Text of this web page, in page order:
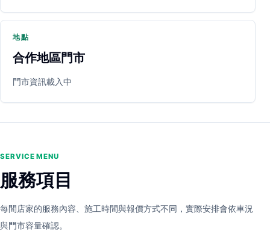
立即預約 開啟地圖 其他店家
地點
合作地區門市
門市資訊載入中
SERVICE MENU
服務項目
每間店家的服務內容、施工時間與報價方式不同，實際安排會依車況
與門市容量確認。